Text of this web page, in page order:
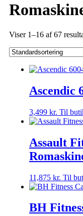
Viser 1–16 af 67
Ascendic
3,499 kr. Til
Assault
11,875 kr. Til
BH